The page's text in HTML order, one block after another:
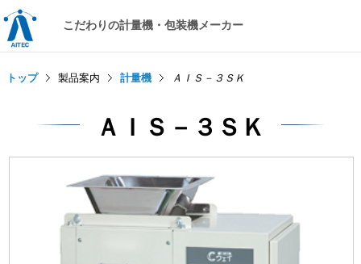
こだわりの計量機・包装機メーカー
トップ 製品案内 計量機 ＡＩＳ－３ＳＫ
ＡＩＳ－３ＳＫ